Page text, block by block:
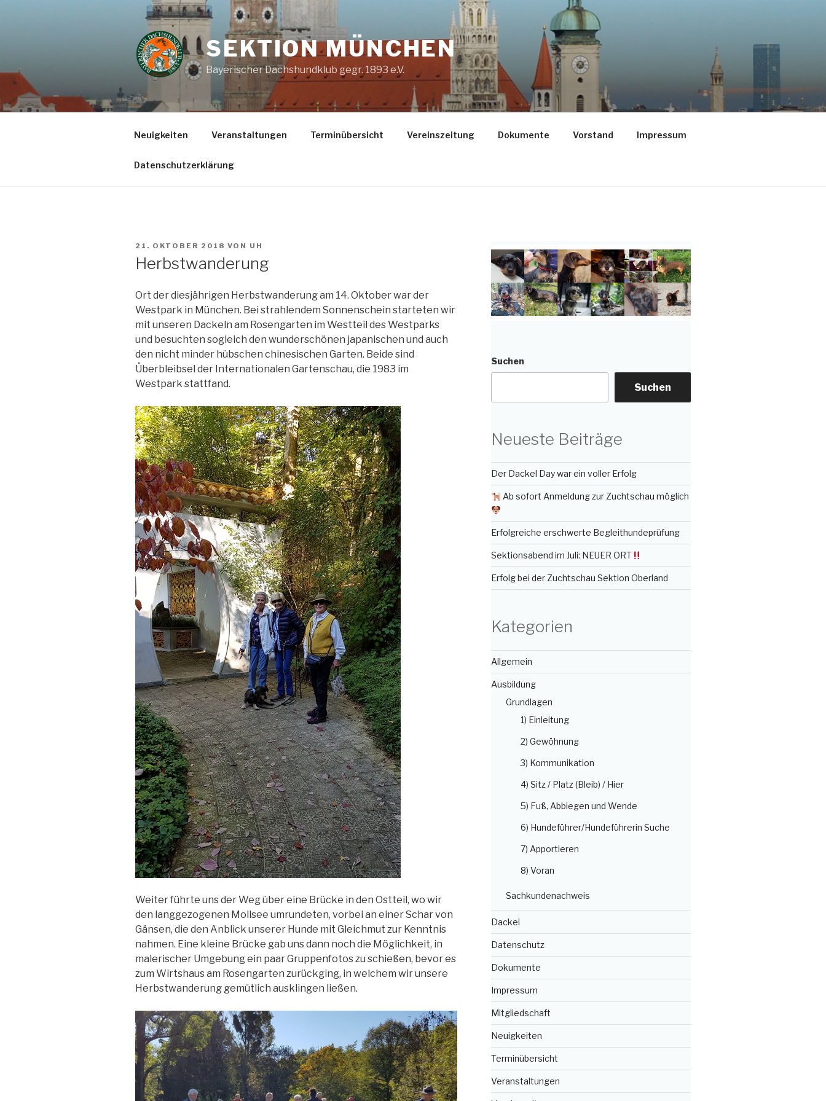
SEKTION MÜNCHEN
Bayerischer Dachshundklub gegr. 1893 e.V.
Neuigkeiten Veranstaltungen Terminübersicht Vereinszeitung Dokumente Vorstand Impressum
Datenschutzerklärung
VERÖFFENTLICHT
21. OKTOBER 2018 VON UH
Herbstwanderung
Ort der diesjährigen Herbstwanderung am 14. Oktober war der
Westpark in München. Bei strahlendem Sonnenschein starteten wir
mit unseren Dackeln am Rosengarten im Westteil des Westparks
und besuchten sogleich den wunderschönen japanischen und auch
den nicht minder hübschen chinesischen Garten. Beide sind
Überbleibsel der Internationalen Gartenschau, die 1983 im
Westpark stattfand.
Weiter führte uns der Weg über eine Brücke in den Ostteil, wo wir
den langgezogenen Mollsee umrundeten, vorbei an einer Schar von
Gänsen, die den Anblick unserer Hunde mit Gleichmut zur Kenntnis
nahmen. Eine kleine Brücke gab uns dann noch die Möglichkeit, in
malerischer Umgebung ein paar Gruppenfotos zu schießen, bevor es
zum Wirtshaus am Rosengarten zurückging, in welchem wir unsere
Herbstwanderung gemütlich ausklingen ließen.
Suchen
Suchen
Neueste Beiträge
Der Dackel Day war ein voller Erfolg
Ab sofort Anmeldung zur Zuchtschau möglich
Erfolgreiche erschwerte Begleithundeprüfung
Sektionsabend im Juli: NEUER ORT
Erfolg bei der Zuchtschau Sektion Oberland
Kategorien
Allgemein
Ausbildung
Grundlagen
1) Einleitung
2) Gewöhnung
3) Kommunikation
4) Sitz / Platz (Bleib) / Hier
5) Fuß, Abbiegen und Wende
6) Hundeführer/Hundeführerin Suche
7) Apportieren
8) Voran
Sachkundenachweis
Dackel
Datenschutz
Dokumente
Impressum
Mitgliedschaft
Neuigkeiten
Terminübersicht
Veranstaltungen